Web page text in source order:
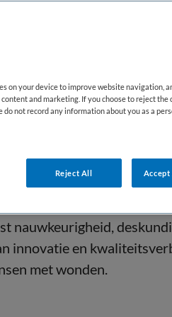
en andere
de cliënt te
een belangrijke rol in
het toepassen van
en het coördineren
biedt het
en
impact op het welzijn
nauwkeurigheid,
innovatie en
met wonden.
on your device to improve website navigation,
and marketing. If you choose to reject the
not record any information about you as a
Reject All Accept